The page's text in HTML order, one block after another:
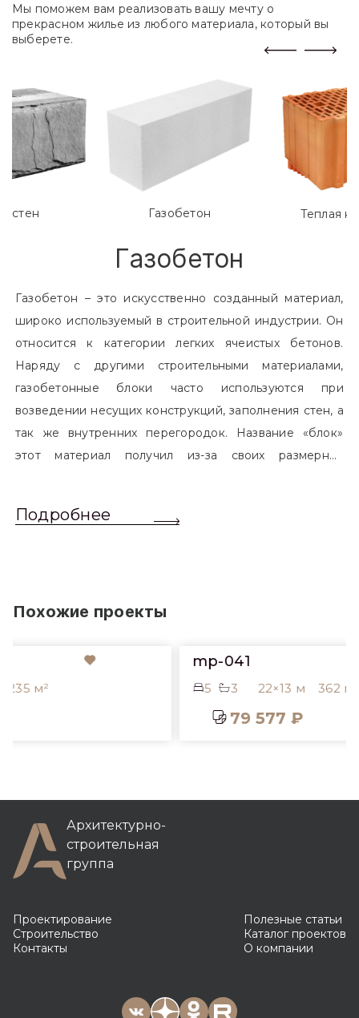
Мы поможем вам реализовать вашу мечту о
прекрасном жилье из любого материала, который вы
выберете.
Газобетон Теплая
Газобетон
Газобетон – это искусственно созданный материал,
широко используемый в строительной индустрии. Он
относится к категории легких ячеистых бетонов.
Наряду с другими строительными материалами,
газобетонные блоки часто используются при
возведении несущих конструкций, заполнения стен, а
так же внутренних перегородок. Название «блок»
этот материал получил из-за своих размерных
обычный одинарный кирпич. Размер блоков различен
Подробнее
Похожие проекты
22×13 м 362 м²
79 577 ₽
Архитектурно-
строительная
группа
Проектирование
Строительство
Контакты
Полезные статьи
Каталог проектов
О компании